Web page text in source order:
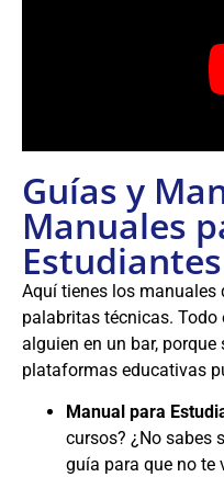
Guías y
Manuales
Aquí tienes los manuales
palabritas técnicas.
alguien en un bar,
plataformas educativas
Manual para
cursos? ¿No sabes
guía para que no te